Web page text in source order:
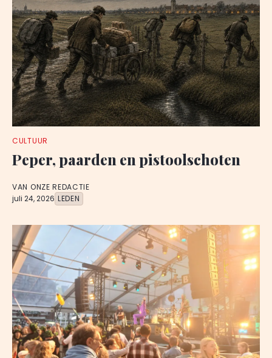
CULTUUR
Peper, paarden en pistoolschoten
VAN ONZE REDACTIE
juli 24, 2026 LEDEN